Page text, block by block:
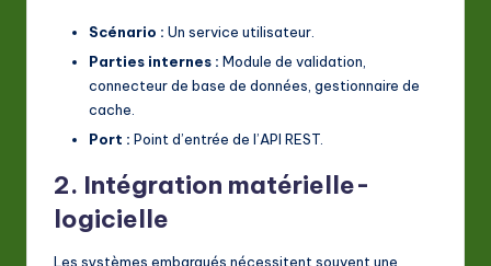
Scénario : Un service utilisateur.
Parties internes : Module de validation,
connecteur de base de données, gestionnaire de
cache.
Port : Point d’entrée de l’API REST.
2. Intégration matérielle-
logicielle
Les systèmes embarqués nécessitent souvent une